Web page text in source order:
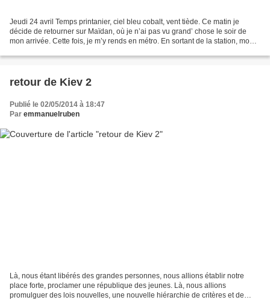
Jeudi 24 avril Temps printanier, ciel bleu cobalt, vent tiède. Ce matin je
décide de retourner sur Maïdan, où je n’ai pas vu grand’ chose le soir de
mon arrivée. Cette fois, je m’y rends en métro. En sortant de la station, mon
retour de Kiev 2
Publié le 02/05/2014 à 18:47
Par emmanuelruben
Là, nous étant libérés des grandes personnes, nous allions établir notre
place forte, proclamer une république des jeunes. Là, nous allions
promulguer des lois nouvelles, une nouvelle hiérarchie de critères et de